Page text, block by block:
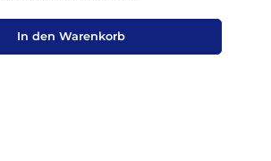
In den Warenkorb